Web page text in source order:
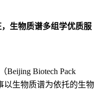
生物质谱多组学优质服
Beijing Biotech Pack
以生物质谱为依托的生物